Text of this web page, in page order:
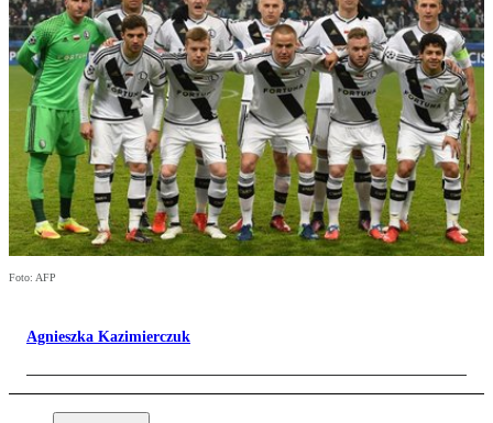
Foto: AFP
Agnieszka Kazimierczuk